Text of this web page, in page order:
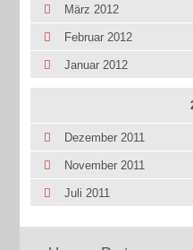
März 2012
Februar 2012
Januar 2012
Dezember 2011
November 2011
Juli 2011